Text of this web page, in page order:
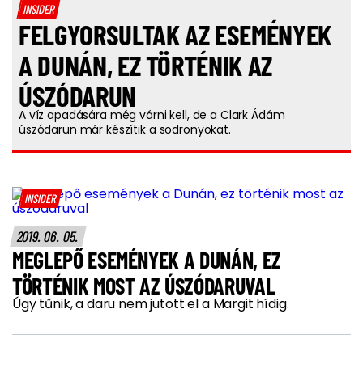
INSIDER
FELGYORSULTAK AZ ESEMÉNYEK
A DUNÁN, EZ TÖRTÉNIK AZ
ÚSZÓDARUN
A víz apadására még várni kell, de a Clark Ádám
úszódarun már készítik a sodronyokat.
INSIDER
2019. 06. 05.
MEGLEPŐ ESEMÉNYEK A DUNÁN, EZ
TÖRTÉNIK MOST AZ ÚSZÓDARUVAL
Úgy tűnik, a daru nem jutott el a Margit hídig.